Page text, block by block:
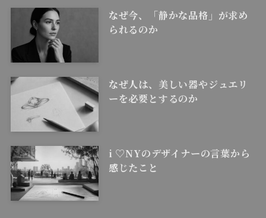
なぜ今、「静かな品格」が求め
られるのか
なぜ人は、美しい器やジュエリ
ーを必要とするのか
i ♡NYのデザイナーの言葉から
感じたこと